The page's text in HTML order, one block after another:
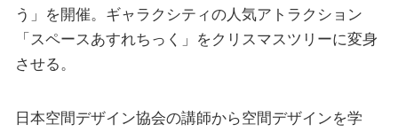
う」を開催。ギャラクシティの人気アトラクション
「スペースあすれちっく」をクリスマスツリーに変身
させる。
日本空間デザイン協会の講師から空間デザインを学